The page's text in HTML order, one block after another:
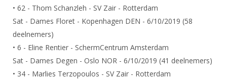
NK organiseren
Promotie en logo
Geschiedenis van het schermen
Touché
• 62 - Thom Schanzleh - SV Zair - Rotterdam
Sat - Dames Floret - Kopenhagen DEN - 6/10/2019 (58
deelnemers)
• 6 - Eline Rentier - SchermCentrum Amsterdam
Sat - Dames Degen - Oslo NOR - 6/10/2019 (41 deelnemers)
• 34 - Marlies Terzopoulos - SV Zair - Rotterdam